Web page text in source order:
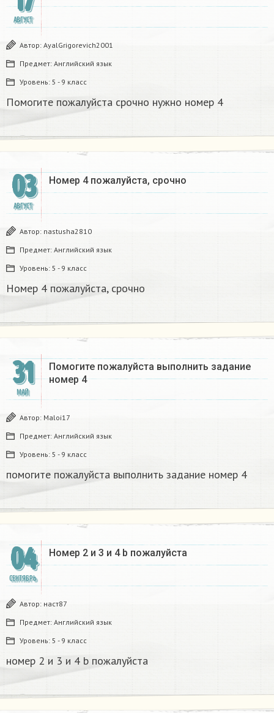
АВГУСТ
Автор: AyalGrigorevich2001
Предмет: Английский язык
Уровень: 5 - 9 класс
Помогите пожалуйста срочно нужно номер 4
03
АВГУСТ
Номер 4 пожалуйста, срочно
Автор: nastusha2810
Предмет: Английский язык
Уровень: 5 - 9 класс
Номер 4 пожалуйста, срочно
31
МАЙ
Помогите пожалуйста выполнить задание
номер 4
Автор: Maloi17
Предмет: Английский язык
Уровень: 5 - 9 класс
помогите пожалуйста выполнить задание номер 4
04
СЕНТЯБРЬ
Номер 2 и 3 и 4 b пожалуйста
Автор: наст87
Предмет: Английский язык
Уровень: 5 - 9 класс
номер 2 и 3 и 4 b пожалуйста